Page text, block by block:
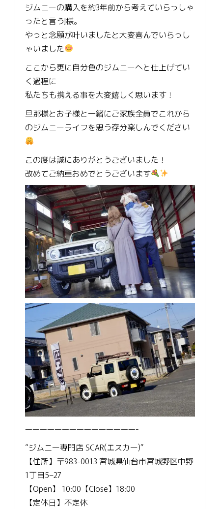
ジムニーの購入を約3年前から考えていらっしゃ
ったと言うJ様。
やっと念願が叶いましたと大変喜んでいらっし
ゃいました
ここから更に自分色のジムニーへと仕上げてい
く過程に
私たちも携える事を大変嬉しく思います！
旦那様とお子様と一緒にご家族全員でこれから
のジムニーライフを思う存分楽しんでください
この度は誠にありがとうございました！
改めてご納車おめでとうございます
———————————————-
“ジムニー専門店 SCAR(エスカー)”
【住所】〒983-0013 宮城県仙台市宮城野区中野
1丁目5−27
【Open】 10:00【Close】18:00
【定休日】不定休